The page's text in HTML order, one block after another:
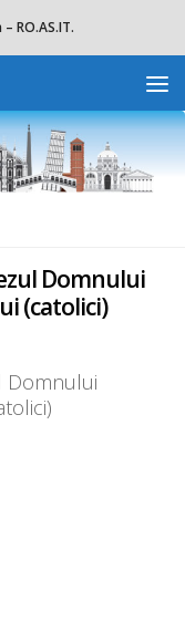
Domnului
(catolici)
Domnului
RO.AS.IT.